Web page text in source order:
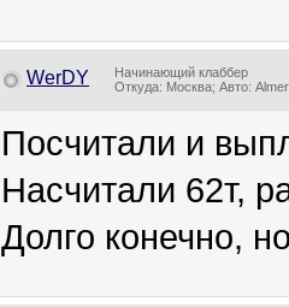
WerDY
Начинающий клаббер
Откуда: Москва; Авто:
Посчитали и
Насчитали 62т,
Долго конечно,